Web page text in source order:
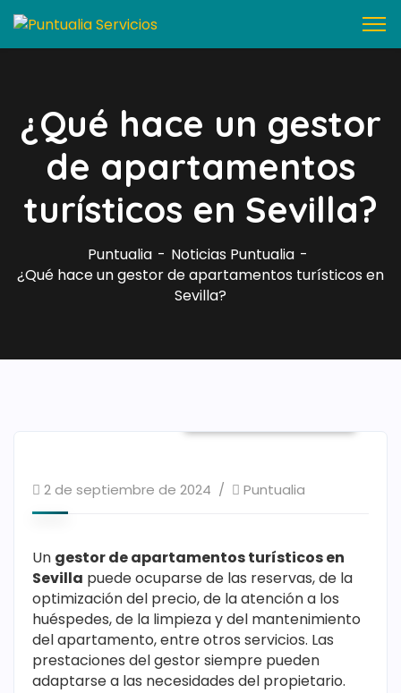
¿Qué hace un gestor
de apartamentos
turísticos en Sevilla?
Puntualia
Noticias Puntualia
¿Qué hace un gestor de apartamentos turísticos en
Sevilla?
2 de septiembre de 2024 Puntualia
Un gestor de apartamentos turísticos en
Sevilla puede ocuparse de las reservas, de la
optimización del precio, de la atención a los
huéspedes, de la limpieza y del mantenimiento
del apartamento, entre otros servicios. Las
prestaciones del gestor siempre pueden
adaptarse a las necesidades del propietario.